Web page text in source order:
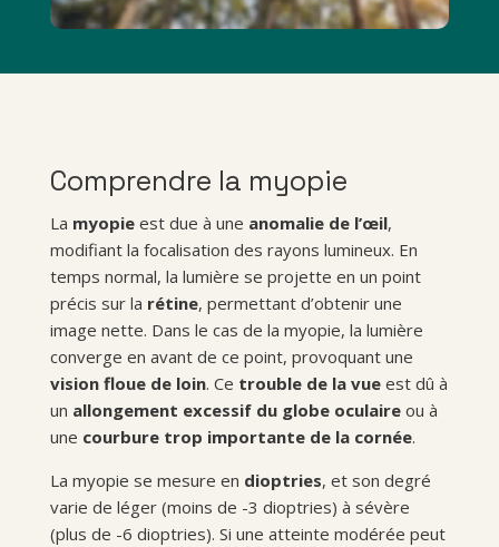
Comprendre la myopie
La myopieest due à une anomalie de l’œil,
modifiant la focalisation des rayons lumineux. En
temps normal, la lumière se projette en un point
précis sur la rétine, permettant d’obtenir une
image nette. Dans le cas de la myopie, la lumière
converge en avant de ce point, provoquant une
vision floue de loin. Ce trouble de la vueest dû à
un allongement excessif du globe oculaireou à
une courbure trop importante de la cornée.
La myopie se mesure en dioptries, et son degré
varie de léger (moins de -3 dioptries) à sévère
(plus de -6 dioptries). Si une atteinte modérée peut